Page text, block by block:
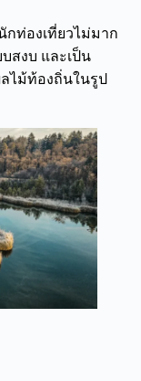
กท่องเที่ยวไม่มาก
สงบ และเป็น
ไม้ท้องถิ่นในรูป